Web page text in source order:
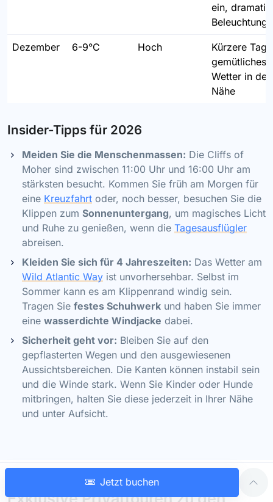
ein,
Beleuchtung
Dezember 6-9°C Hoch
Kürzere
gemütliches
Wetter in der
Nähe
Insider-Tipps für 2026
Meiden Sie die Menschenmassen: Die Cliffs of
Moher sind zwischen 11:00 Uhr und 16:00 Uhr am
stärksten besucht. Kommen Sie früh am Morgen für
eine Kreuzfahrt oder, noch besser, besuchen Sie die
Klippen zum Sonnenuntergang, um magisches Licht
und Ruhe zu genießen, wenn die Tagesausflügler
abreisen.
Kleiden Sie sich für 4 Jahreszeiten: Das Wetter am
Wild Atlantic Way ist unvorhersehbar. Selbst im
Sommer kann es am Klippenrand windig sein.
Tragen Sie festes Schuhwerk und haben Sie immer
eine wasserdichte Windjacke dabei.
Sicherheit geht vor: Bleiben Sie auf den
gepflasterten Wegen und den ausgewiesenen
Aussichtsbereichen. Die Kanten können instabil sein
und die Winde stark. Wenn Sie Kinder oder Hunde
mitbringen, halten Sie diese jederzeit in Ihrer Nähe
und unter Aufsicht.
Jetzt buchen